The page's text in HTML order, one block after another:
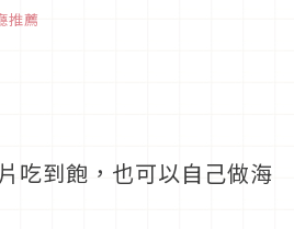
推薦
吃到飽，也可以自己做海